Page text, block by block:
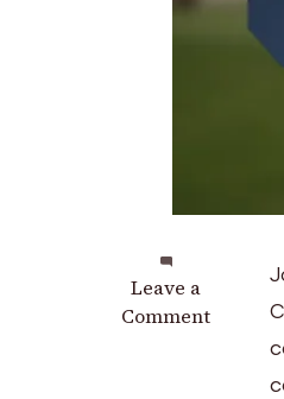
Leave a
Comment
on
Jonathan